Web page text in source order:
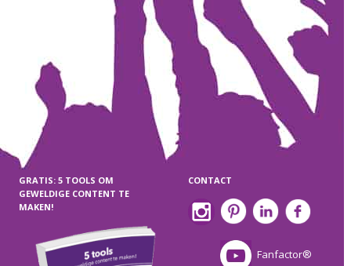
GRATIS: 5 TOOLS OM
GEWELDIGE CONTENT TE
MAKEN!
CONTACT
Fanfactor®